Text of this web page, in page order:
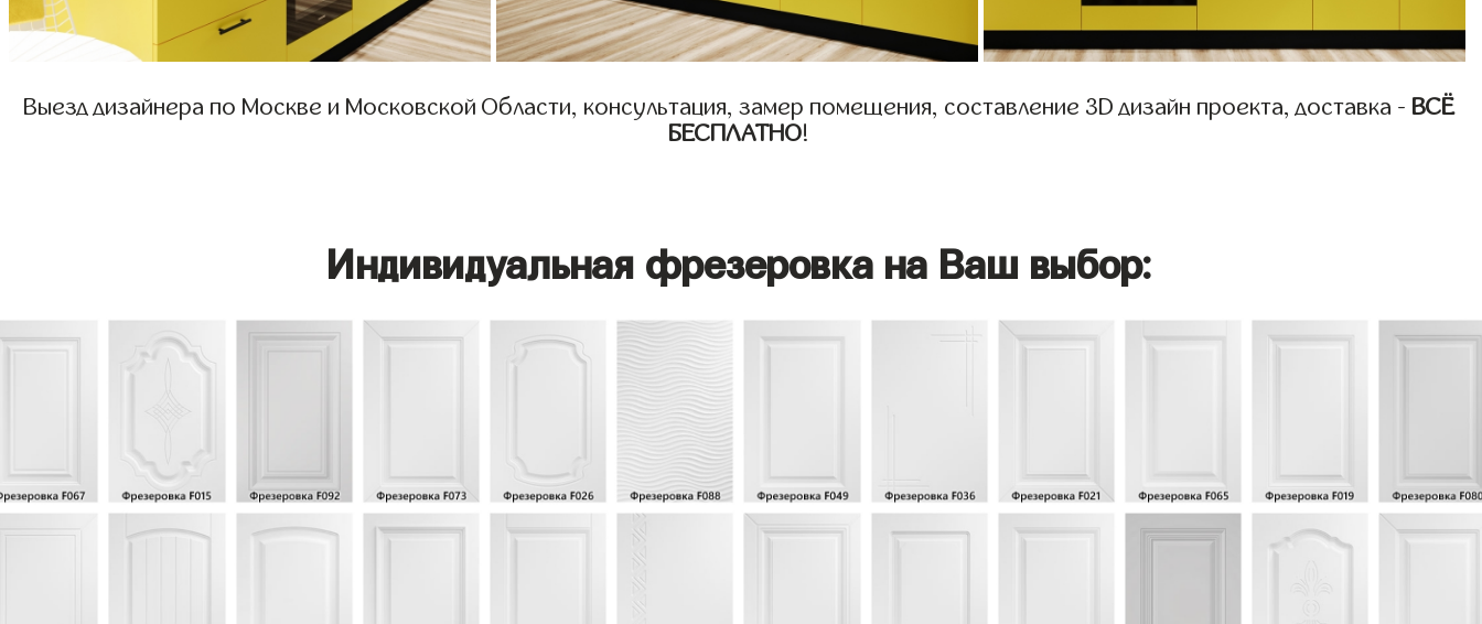
Выезд дизайнера по Москве и Московской Области, консультация, замер помещения, составление 3D дизайн проекта, доставка - ВСЁ
БЕСПЛАТНО!
Индивидуальная фрезеровка на Ваш выбор: